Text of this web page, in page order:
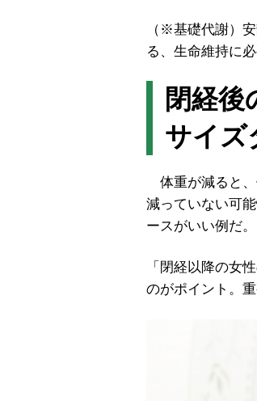
（※基礎代謝）
る、生命維持に
閉経後
サイズ
体重が減ると、
減っていない可
ースがいい例だ
「閉経以降の女
のがポイント。